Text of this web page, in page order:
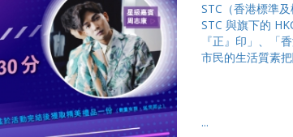
STC（香港標準
STC 與旗下的
『正』印」、「
市民的生活質素把
...